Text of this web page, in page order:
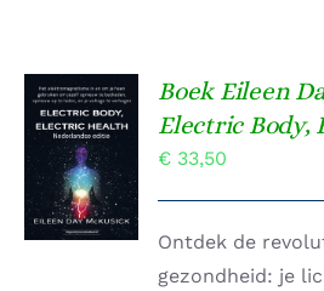
TOEVOEGEN
AAN
WINKELWAGEN
/
DETAILS
Boek Eileen
Electric Body,
€ 33,50
Ontdek de
gezondheid: je